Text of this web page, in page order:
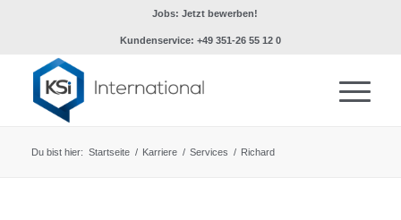
Jobs: Jetzt bewerben!
Kundenservice: +49 351-26 55 12 0
Du bist hier: Startseite / Karriere / Services / Richard